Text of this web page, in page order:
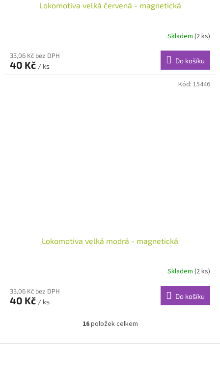
Lokomotiva velká červená - magnetická
Skladem (2 ks)
33,06 Kč bez DPH
40 Kč / ks
Do košíku
Lokomotiva velká modrá - magnetická
Skladem (2 ks)
33,06 Kč bez DPH
40 Kč / ks
Do košíku
Kód: 15446
O
l
16položek celkem